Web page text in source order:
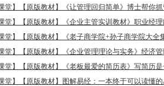
堂】【原版教材】《让管理回归简单》博士帮你
堂】【原版教材】《企业主管实训教材》职业经理
堂】【原版教材】《老子商学院+孙子商学院大全
堂】【原版教材】《企业管理理论与实务》经济
堂】【原版教材】《老板最爱的简历表》写简历
堂】【原版教材】图解易经：一本终于可以读懂